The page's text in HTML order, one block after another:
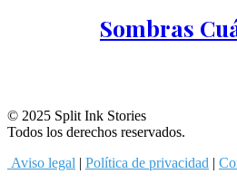
Sombras
© 2025 Split Ink Stories
Todos los derechos reservados.
Aviso legal | Política de privacidad |